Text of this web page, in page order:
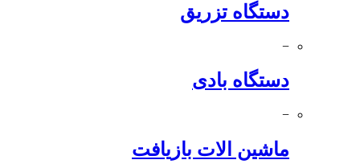
دستگاه تزریق
−
دستگاه بادی
−
ماشین الات بازیافت